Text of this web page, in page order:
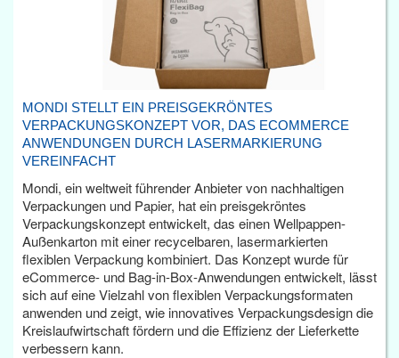
MONDI STELLT EIN PREISGEKRÖNTES
VERPACKUNGSKONZEPT VOR, DAS ECOMMERCE
ANWENDUNGEN DURCH LASERMARKIERUNG
VEREINFACHT
Mondi, ein weltweit führender Anbieter von nachhaltigen
Verpackungen und Papier, hat ein preisgekröntes
Verpackungskonzept entwickelt, das einen Wellpappen-
Außenkarton mit einer recycelbaren, lasermarkierten
flexiblen Verpackung kombiniert. Das Konzept wurde für
eCommerce- und Bag-in-Box-Anwendungen entwickelt, lässt
sich auf eine Vielzahl von flexiblen Verpackungsformaten
anwenden und zeigt, wie innovatives Verpackungsdesign die
Kreislaufwirtschaft fördern und die Effizienz der Lieferkette
verbessern kann.